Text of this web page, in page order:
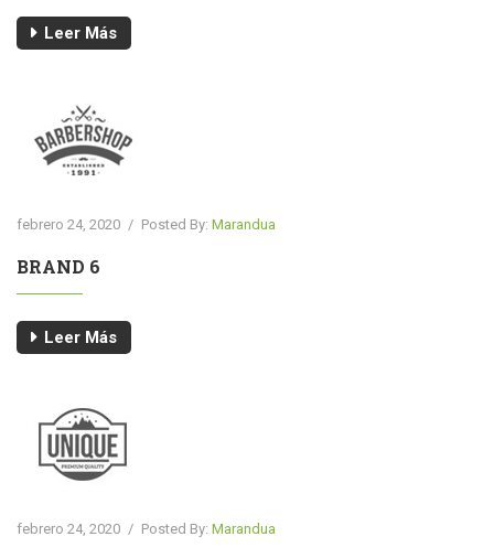
Leer Más
febrero 24, 2020 / Posted By: Marandua
BRAND 6
Leer Más
febrero 24, 2020 / Posted By: Marandua